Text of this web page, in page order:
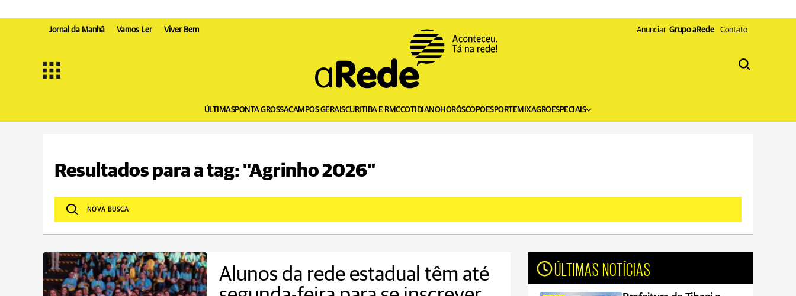
Jornal da Manhã Vamos Ler Viver Bem Anunciar Grupo aRede Contato
ÚLTIMASPONTA GROSSACAMPOS GERAISCURITIBA E RMCCOTIDIANOHORÓSCOPOESPORTEMIXAGROESPECIAIS
Resultados para a tag: "Agrinho 2026"
Alunos da rede estadual têm até
ÚLTIMAS NOTÍCIAS